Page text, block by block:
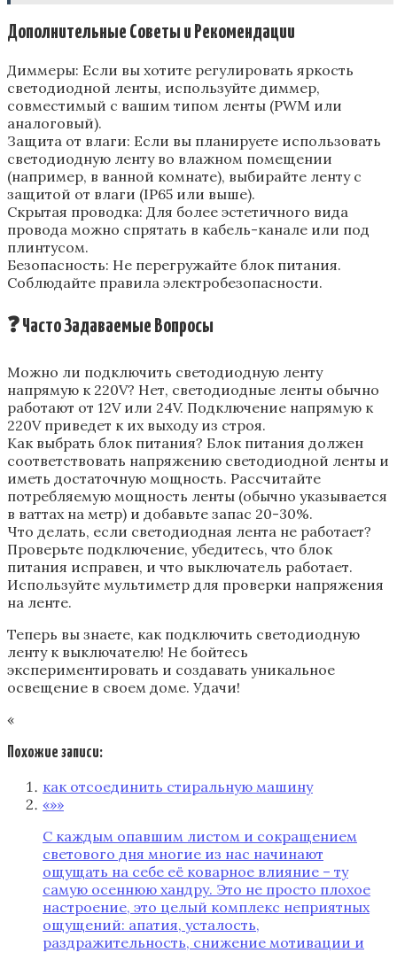
Дополнительные Советы и Рекомендации
Диммеры: Если вы хотите регулировать яркость
светодиодной ленты‚ используйте диммер‚
совместимый с вашим типом ленты (PWM или
аналоговый).
Защита от влаги: Если вы планируете использовать
светодиодную ленту во влажном помещении
(например‚ в ванной комнате)‚ выбирайте ленту с
защитой от влаги (IP65 или выше).
Скрытая проводка: Для более эстетичного вида
провода можно спрятать в кабель-канале или под
плинтусом.
Безопасность: Не перегружайте блок питания.
Соблюдайте правила электробезопасности.
❓ Часто Задаваемые Вопросы
Можно ли подключить светодиодную ленту
напрямую к 220V? Нет‚ светодиодные ленты обычно
работают от 12V или 24V. Подключение напрямую к
220V приведет к их выходу из строя.
Как выбрать блок питания? Блок питания должен
соответствовать напряжению светодиодной ленты и
иметь достаточную мощность. Рассчитайте
потребляемую мощность ленты (обычно указывается
в ваттах на метр) и добавьте запас 20-30%.
Что делать‚ если светодиодная лента не работает?
Проверьте подключение‚ убедитесь‚ что блок
питания исправен‚ и что выключатель работает.
Используйте мультиметр для проверки напряжения
на ленте.
Теперь вы знаете‚ как подключить светодиодную
ленту к выключателю! Не бойтесь
экспериментировать и создавать уникальное
освещение в своем доме. Удачи!
«
Похожие записи:
как отсоединить стиральную машину
«»»
С каждым опавшим листом и сокращением
светового дня многие из нас начинают
ощущать на себе её коварное влияние – ту
самую осеннюю хандру. Это не просто плохое
настроение, это целый комплекс неприятных
ощущений: апатия, усталость,
раздражительность, снижение мотивации и